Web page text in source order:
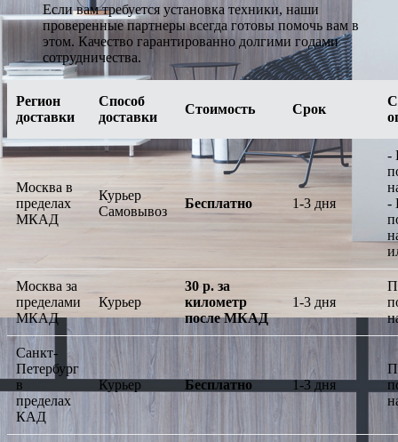
Если вам требуется установка техники, наши
проверенные партнеры всегда готовы помочь вам в
этом. Качество гарантированно долгими годами
сотрудничества.
Регион
доставки
Способ
доставки
Стоимость Срок
Москва в
пределах
МКАД
Курьер
Самовывоз
Бесплатно 1-3 дня
-
-
Москва за
пределами
МКАД
Курьер
30 р. за
километр
после МКАД
1-3 дня
Санкт-
Петербург
в
пределах
КАД
Курьер Бесплатно 1-3 дня